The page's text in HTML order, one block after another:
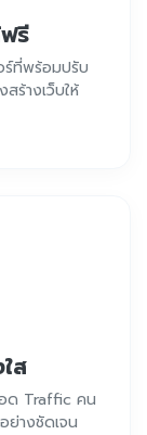
รี
ร์ที่พร้อมปรับ
ร้างเว็บให้
ส
ด Traffic คน
ย่างชัดเจน